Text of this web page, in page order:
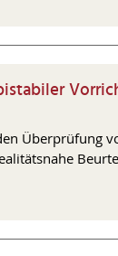
Überprüfung